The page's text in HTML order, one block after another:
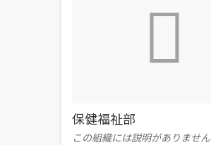
保健福祉部
この組織には説明がありません